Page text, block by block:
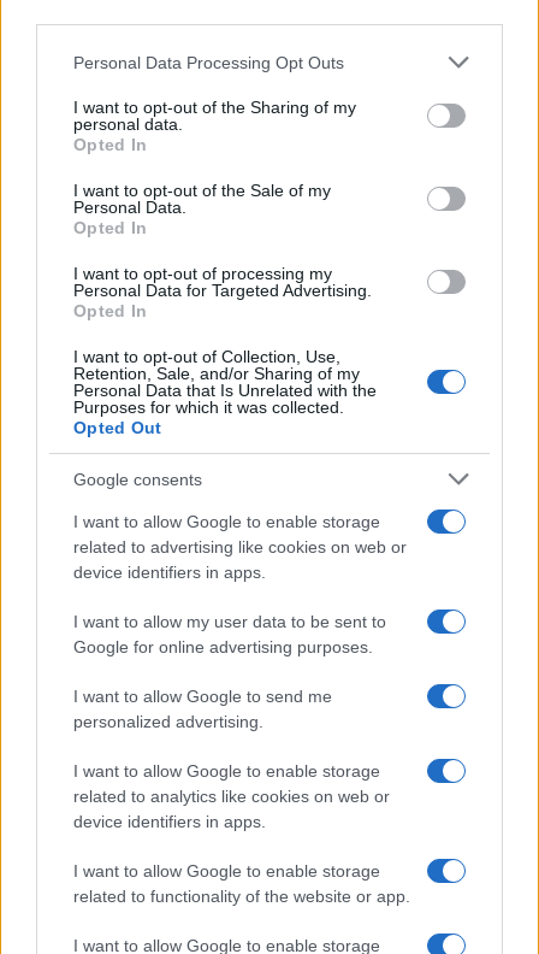
This information may also be disclosed by us to third parties
disclose it to other third parties.
Please note that this website/app uses one or more Google
services and may gather and store information including but
not limited to your visit or usage behaviour. You may click to
grant or deny consent to Google and its third-party tags to
consent section.
Personal Data Processing Opt Outs
I want to opt-out of the Sharing of my
personal data.
Opted In
I want to opt-out of the Sale of my
Personal Data.
Opted In
I want to opt-out of processing my
Personal Data for Targeted Advertising.
Opted In
I want to opt-out of Collection, Use,
Retention, Sale, and/or Sharing of my
Personal Data that Is Unrelated with the
Purposes for which it was collected.
Opted Out
Google consents
I want to allow Google to enable storage
related to advertising like cookies on web or
device identifiers in apps.
I want to allow my user data to be sent to
Google for online advertising purposes.
I want to allow Google to send me
personalized advertising.
I want to allow Google to enable storage
related to analytics like cookies on web or
device identifiers in apps.
I want to allow Google to enable storage
related to functionality of the website or app.
I want to allow Google to enable storage